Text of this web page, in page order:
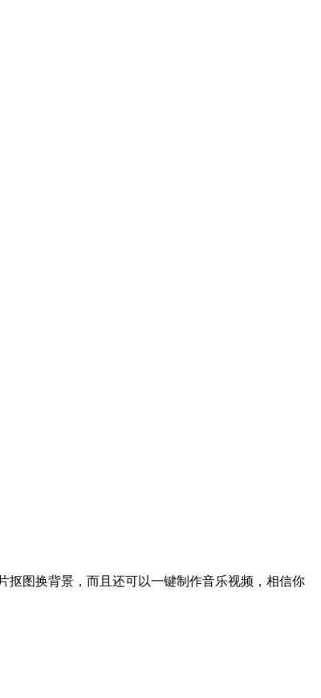
抠图换背景，而且还可以一键制作音乐视频，相信你